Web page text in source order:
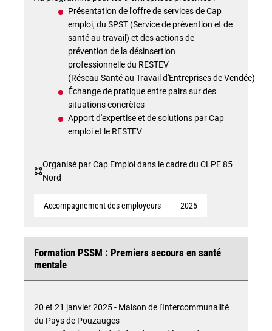
Présentation de l'offre de services de Cap
emploi, du SPST (Service de prévention et de
santé au travail) et des actions de
prévention de la désinsertion
professionnelle du RESTEV
(Réseau Santé au Travail d'Entreprises de Vendée)
Échange de pratique entre pairs sur des
situations concrètes
Apport d'expertise et de solutions par Cap
emploi et le RESTEV
Organisé par Cap Emploi dans le cadre du CLPE 85
Nord
Accompagnement des employeurs 2025
Formation PSSM : Premiers secours en santé
mentale
20 et 21 janvier 2025 - Maison de l'Intercommunalité
du Pays de Pouzauges